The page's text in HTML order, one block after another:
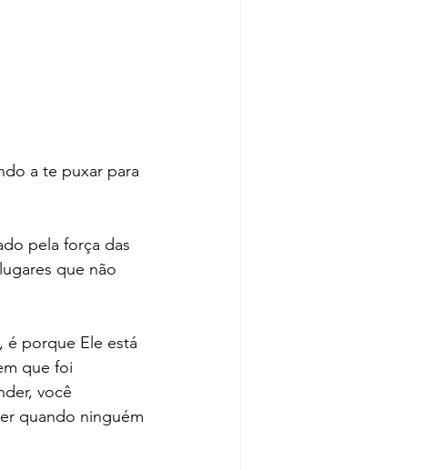
a te puxar para
que não
é porque Ele está
que foi
você
quando ninguém